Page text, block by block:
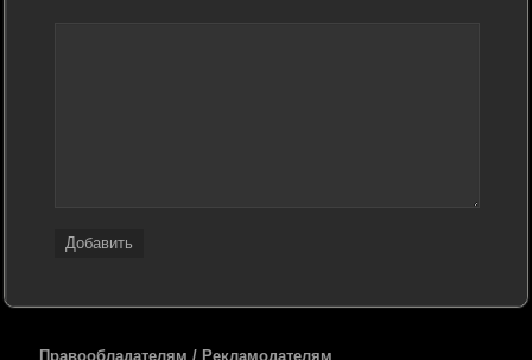
Добавить
Правообладателям / Рекламодателям